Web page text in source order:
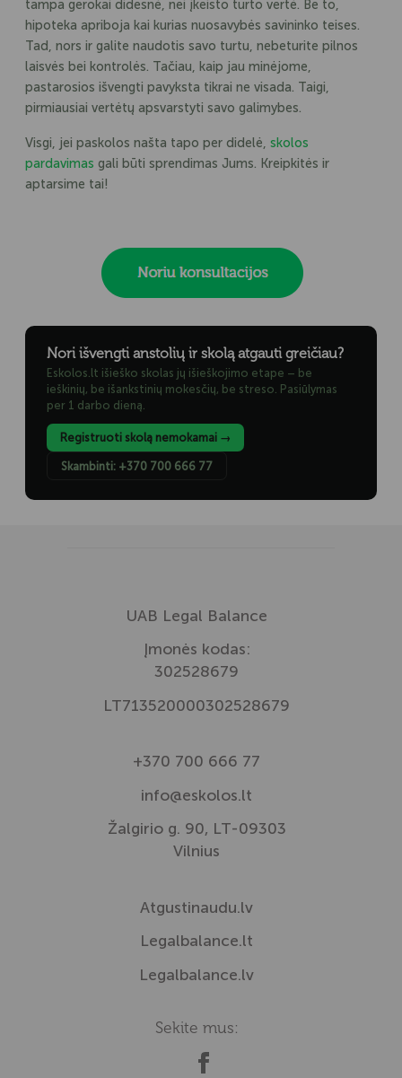
tampa gerokai didesnė, nei įkeisto turto vertė. Be to,
hipoteka apriboja kai kurias nuosavybės savininko teises.
Tad, nors ir galite naudotis savo turtu, nebeturite pilnos
laisvės bei kontrolės. Tačiau, kaip jau minėjome,
pastarosios išvengti pavyksta tikrai ne visada. Taigi,
pirmiausiai vertėtų apsvarstyti savo galimybes.
Visgi, jei paskolos našta tapo per didelė, skolos
pardavimas gali būti sprendimas Jums. Kreipkitės ir
aptarsime tai!
Nori išvengti anstolių ir skolą atgauti greičiau?
Eskolos.lt išieško skolas jų išieškojimo etape – be
ieškinių, be išankstinių mokesčių, be streso. Pasiūlymas
per 1 darbo dieną.
Registruoti skolą nemokamai →
Skambinti: +370 700 666 77
UAB Legal Balance
Įmonės kodas:
302528679
LT713520000302528679
+370 700 666 77
info@eskolos.lt
Žalgirio g. 90, LT-09303
Vilnius
Atgustinaudu.lv
Legalbalance.lt
Legalbalance.lv
Sekite mus: